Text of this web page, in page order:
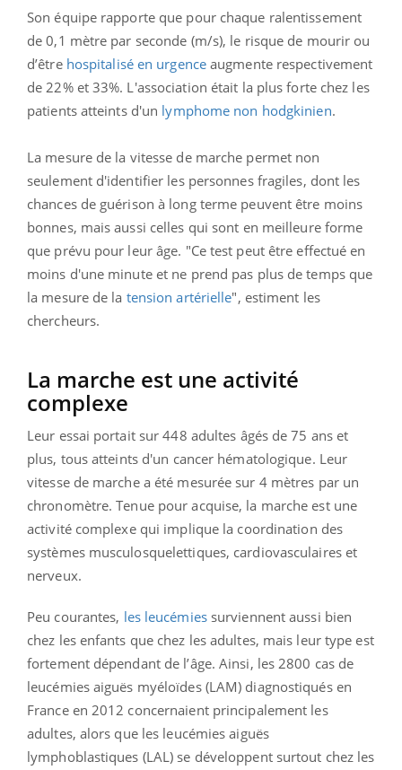
Son équipe rapporte que pour chaque ralentissement
de 0,1 mètre par seconde (m/s), le risque de mourir ou
d’être hospitalisé en urgenceaugmente respectivement
de 22% et 33%. L'association était la plus forte chez les
patients atteints d'un lymphome non hodgkinien.
La mesure de la vitesse de marche permet non
seulement d'identifier les personnes fragiles, dont les
chances de guérison à long terme peuvent être moins
bonnes, mais aussi celles qui sont en meilleure forme
que prévu pour leur âge. "Ce test peut être effectué en
moins d'une minute et ne prend pas plus de temps que
la mesure de la tension artérielle", estiment les
chercheurs.
La marche est une activité
complexe
Leur essai portait sur 448 adultes âgés de 75 ans et
plus, tous atteints d'un cancer hématologique. Leur
vitesse de marche a été mesurée sur 4 mètres par un
chronomètre. Tenue pour acquise, la marche est une
activité complexe qui implique la coordination des
systèmes musculosquelettiques, cardiovasculaires et
nerveux.
Peu courantes, les leucémiessurviennent aussi bien
chez les enfants que chez les adultes, mais leur type est
fortement dépendant de l’âge. Ainsi, les 2800 cas de
leucémies aiguës myéloïdes (LAM) diagnostiqués en
France en 2012 concernaient principalement les
adultes, alors que les leucémies aiguës
lymphoblastiques (LAL) se développent surtout chez les